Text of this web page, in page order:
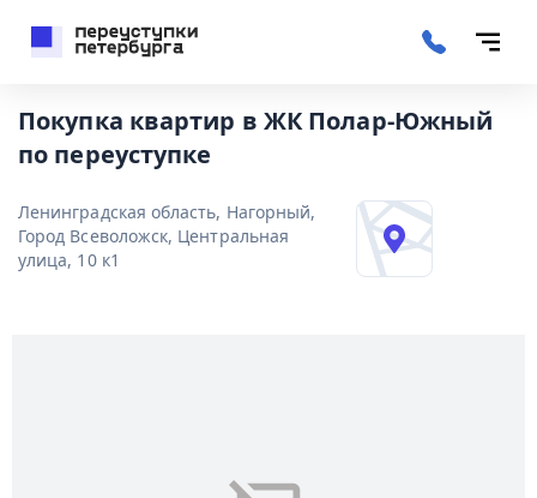
Покупка квартир в ЖК Полар-Южный
по переуступке
Ленинградская область, Нагорный,
Город Всеволожск, Центральная
улица, 10 к1